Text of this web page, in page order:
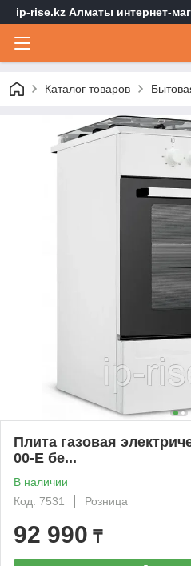
ip-rise.kz Алматы интернет-
Каталог товаров
Плита газовая
00-E бе...
В наличии
Код: 7531
Розница
92 990 ₸